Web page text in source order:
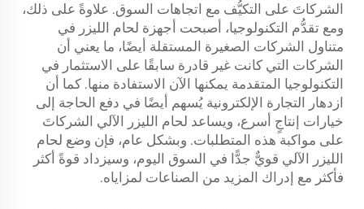
الشركاتَ على التكيُّف مع اتجاهات السوق. علاوةً على ذلك،
ومع تقدُّم التكنولوجيا، أصبحت أجهزة لحام الليزر في
متناول الشركات الصغيرة المستقلة أيضًا، ما يعني أن
الشركات التي كانت غير قادرة سابقًا على الاستثمار في
التكنولوجيا المتقدمة يمكنها الآن الاستفادة منها. كما أن
ازدهار التجارة الإلكترونية يُسهم أيضًا في دفع الحاجة إلى
خيارات إنتاجٍ أسرع، ويساعد لحام الليزر الآلي الشركاتَ
على مواكبة هذه المتطلبات. وبشكل عام، فإن وضع لحام
الليزر الآلي قويٌّ جدًّا في السوق اليوم، وسيزداد قوةً أكثر
فأكثر مع إدراك المزيد من الصناعات لمزاياه.